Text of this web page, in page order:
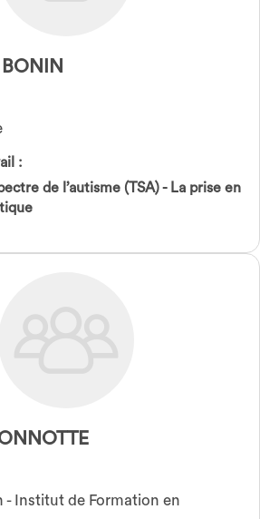
:
de l’autisme (TSA) - La prise en
- Institut de Formation en